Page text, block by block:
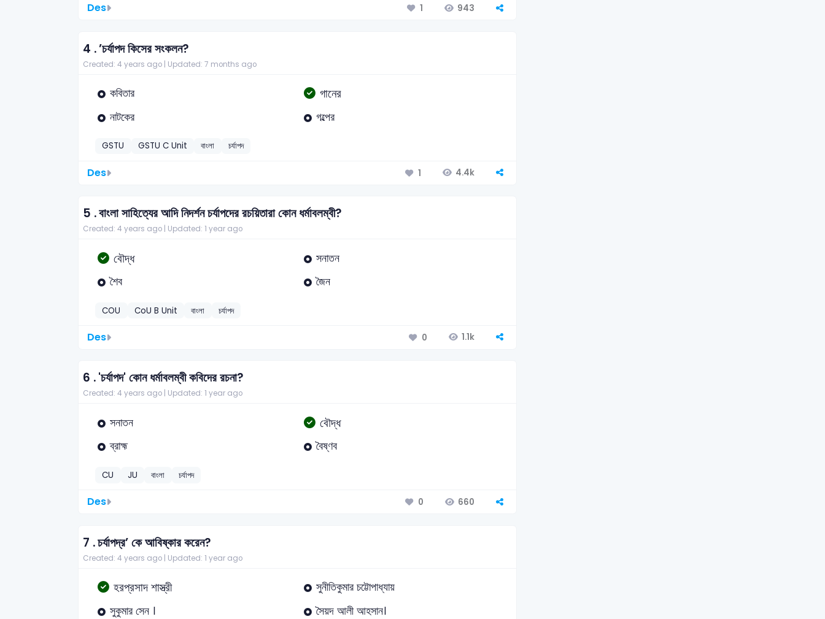
Des 1 943
4 .’চর্যাপদ কিসের সংকলন?
Created: 4 years ago | Updated: 7 months ago
কবিতার গানের
নাটকের গল্পের
GSTU GSTU C Unit বাংলা চর্যাপদ
Des 1 4.4k
5 .বাংলা সাহিত্যের আদি নিদর্শন চর্যাপদের রচয়িতারা কোন ধর্মাবলম্বী?
Created: 4 years ago | Updated: 1 year ago
বৌদ্ধ
সনাতন
শৈব
জৈন
COU CoU B Unit বাংলা চর্যাপদ
Des 0 1.1k
6 .'চর্যাপদ' কোন ধর্মাবলম্বী কবিদের রচনা?
Created: 4 years ago | Updated: 1 year ago
সনাতন বৌদ্ধ
ব্রাহ্ম বৈষ্ণব
CU JU বাংলা চর্যাপদ
Des 0 660
7 .চর্যাপদ্র’ কে আবিষ্কার করেন?
Created: 4 years ago | Updated: 1 year ago
হরপ্রসাদ শাস্ত্রী
সুনীতিকুমার চট্টোপাধ্যায়
সুকুমার সেন ।
সৈয়দ আলী আহসান।